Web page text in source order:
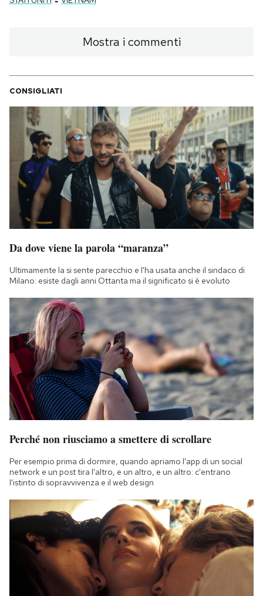
Mostra i commenti
CONSIGLIATI
Da dove viene la parola “maranza”
Ultimamente la si sente parecchio e l'ha usata anche il sindaco di
Milano: esiste dagli anni Ottanta ma il significato si è evoluto
Perché non riusciamo a smettere di scrollare
Per esempio prima di dormire, quando apriamo l'app di un social
network e un post tira l'altro, e un altro, e un altro: c'entrano
l'istinto di sopravvivenza e il web design